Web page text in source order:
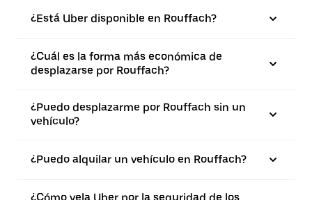
¿Está Uber disponible en Rouffach?
¿Cuál es la forma más económica de
desplazarse por Rouffach?
¿Puedo desplazarme por Rouffach sin un
vehículo?
¿Puedo alquilar un vehículo en Rouffach?